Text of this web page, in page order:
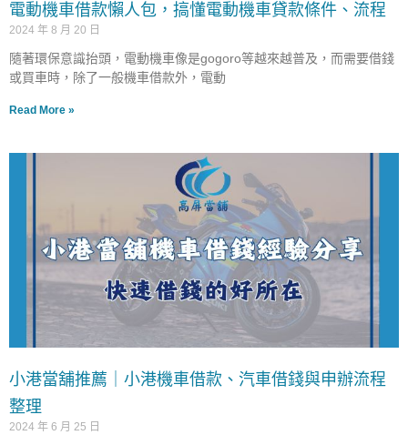
電動機車借款懶人包，搞懂電動機車貸款條件、流程
2024 年 8 月 20 日
隨著環保意識抬頭，電動機車像是gogoro等越來越普及，而需要借錢
或買車時，除了一般機車借款外，電動
Read More »
小港當舖推薦｜小港機車借款、汽車借錢與申辦流程
整理
2024 年 6 月 25 日